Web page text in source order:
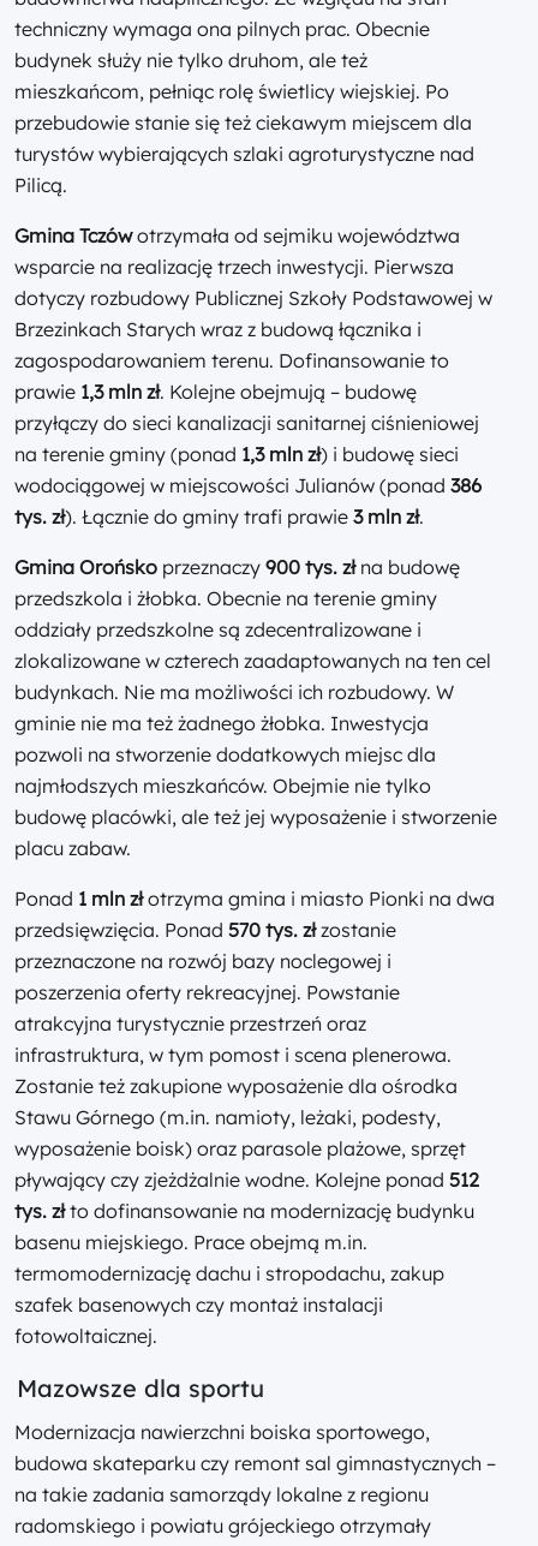
techniczny wymaga ona pilnych prac. Obecnie
budynek służy nie tylko druhom, ale też
mieszkańcom, pełniąc rolę świetlicy wiejskiej. Po
przebudowie stanie się też ciekawym miejscem dla
turystów wybierających szlaki agroturystyczne nad
Pilicą.
Gmina Tczówotrzymała od sejmiku województwa
wsparcie na realizację trzech inwestycji. Pierwsza
dotyczy rozbudowy Publicznej Szkoły Podstawowej w
Brzezinkach Starych wraz z budową łącznika i
zagospodarowaniem terenu. Dofinansowanie to
prawie 1,3 mln zł. Kolejne obejmują – budowę
przyłączy do sieci kanalizacji sanitarnej ciśnieniowej
na terenie gminy (ponad 1,3 mln zł) i budowę sieci
wodociągowej w miejscowości Julianów (ponad 386
tys. zł). Łącznie do gminy trafi prawie 3 mln zł.
Gmina Orońsko przeznaczy 900 tys. złna budowę
przedszkola i żłobka. Obecnie na terenie gminy
oddziały przedszkolne są zdecentralizowane i
zlokalizowane w czterech zaadaptowanych na ten cel
budynkach. Nie ma możliwości ich rozbudowy. W
gminie nie ma też żadnego żłobka. Inwestycja
pozwoli na stworzenie dodatkowych miejsc dla
najmłodszych mieszkańców. Obejmie nie tylko
budowę placówki, ale też jej wyposażenie i stworzenie
placu zabaw.
Ponad 1 mln złotrzyma gmina i miasto Pionki na dwa
przedsięwzięcia. Ponad 570 tys. złzostanie
przeznaczone na rozwój bazy noclegowej i
poszerzenia oferty rekreacyjnej. Powstanie
atrakcyjna turystycznie przestrzeń oraz
infrastruktura, w tym pomost i scena plenerowa.
Zostanie też zakupione wyposażenie dla ośrodka
Stawu Górnego (m.in. namioty, leżaki, podesty,
wyposażenie boisk) oraz parasole plażowe, sprzęt
pływający czy zjeżdżalnie wodne. Kolejne ponad 512
tys. złto dofinansowanie na modernizację budynku
basenu miejskiego. Prace obejmą m.in.
termomodernizację dachu i stropodachu, zakup
szafek basenowych czy montaż instalacji
fotowoltaicznej.
Mazowsze dla sportu
Modernizacja nawierzchni boiska sportowego,
budowa skateparku czy remont sal gimnastycznych –
na takie zadania samorządy lokalne z regionu
radomskiego i powiatu grójeckiego otrzymały